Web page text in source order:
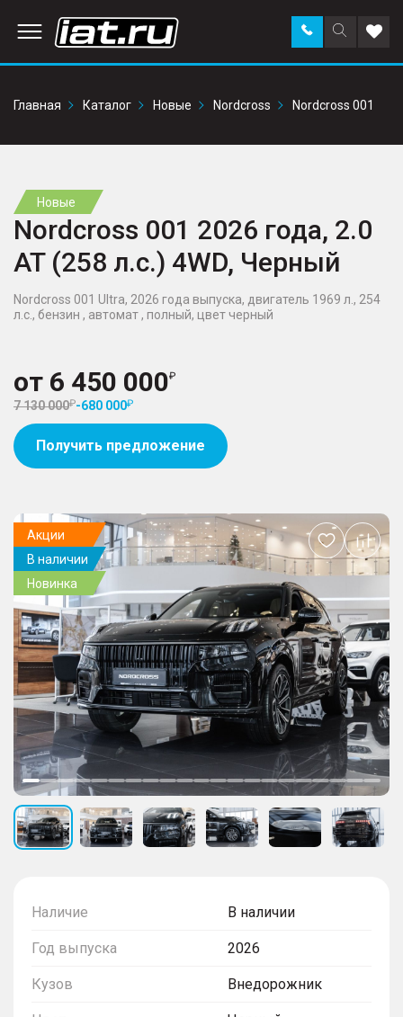
Поиск
по
Заказать
звонок в
Главная
Каталог Новые Nordcross Nordcross 001
Новые
Nordcross 001 2026 года, 2.0
AT (258 л.с.) 4WD, Черный
Nordcross 001 Ultra, 2026 года выпуска, двигатель 1969 л., 254
л.с., бензин , автомат , полный, цвет черный
от 6 450 000
7 130 000 -680 000
Получить предложение
Наличие В наличии
Год выпуска 2026
Кузов Внедорожник
Акции
В наличии
Новинка
Добавить
в
избранное